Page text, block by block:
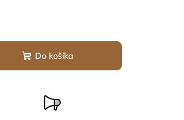
Do košíka